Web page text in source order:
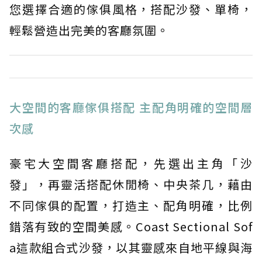
您選擇合適的傢俱風格，搭配沙發、單椅，
輕鬆營造出完美的客廳氛圍。
大空間的客廳傢俱搭配 主配角明確的空間層
次感
豪宅大空間客廳搭配，先選出主角「沙
發」，再靈活搭配休閒椅、中央茶几，藉由
不同傢俱的配置，打造主、配角明確，比例
錯落有致的空間美感。Coast Sectional Sof
a這款組合式沙發，以其靈感來自地平線與海